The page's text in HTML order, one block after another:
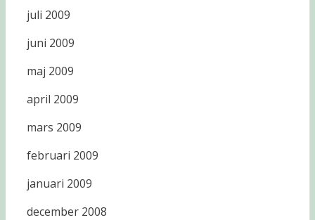
juli 2009
juni 2009
maj 2009
april 2009
mars 2009
februari 2009
januari 2009
december 2008